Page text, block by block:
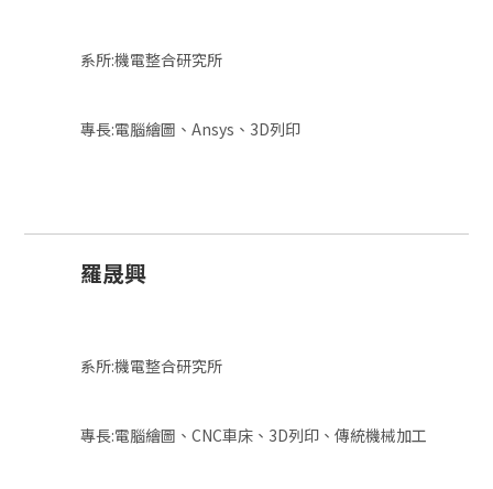
系所:機電整合研究所
專長:電腦繪圖、Ansys、3D列印
羅晟興
系所:機電整合研究所
專長:電腦繪圖、CNC車床、3D列印、傳統機械加工